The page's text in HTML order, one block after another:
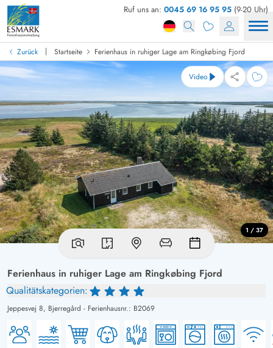
Ruf uns an: 0045 69 16 95 95 (9-20 Uhr)
Zurück | Startseite Ferienhaus in ruhiger Lage am Ringkøbing Fjord
Ferienhaus in ruhiger Lage am Ringkøbing Fjord
Qualitätskategorien:
Jeppesvej 8, Bjerregård - Ferienhausnr.: B2069
Video
1 / 37